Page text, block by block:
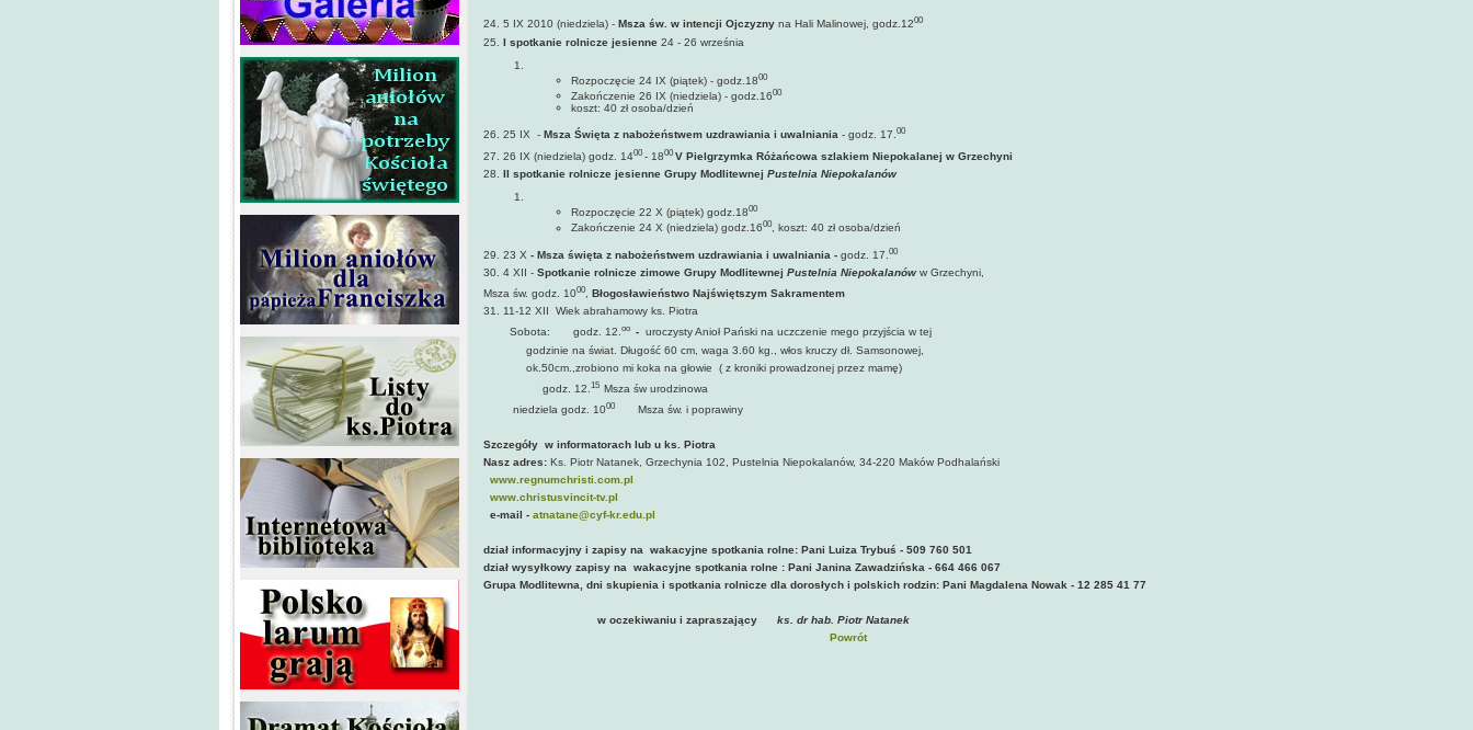
24. 5 IX 2010 (niedziela) - Msza św. w intencji Ojczyzny na Hali Malinowej, godz.1200
25. I spotkanie rolnicze jesienne 24 - 26 września
Rozpoczęcie 24 IX (piątek) - godz.1800
Zakończenie 26 IX (niedziela) - godz.1600
koszt: 40 zł osoba/dzień
26. 25 IX - Msza Święta z nabożeństwem uzdrawiania i uwalniania - godz. 17.00
27. 26 IX (niedziela) godz. 1400 - 1800 V Pielgrzymka Różańcowa szlakiem Niepokalanej w Grzechyni
28. II spotkanie rolnicze jesienne Grupy Modlitewnej Pustelnia Niepokalanów
Rozpoczęcie 22 X (piątek) godz.1800
Zakończenie 24 X (niedziela) godz.1600, koszt: 40 zł osoba/dzień
29. 23 X - Msza święta z nabożeństwem uzdrawiania i uwalniania - godz. 17. 00
30. 4 XII - Spotkanie rolnicze zimowe Grupy Modlitewnej Pustelnia Niepokalanów w Grzechyni,
Msza św. godz. 1000, Błogosławieństwo Najświętszym Sakramentem
31. 11-12 XII Wiek abrahamowy ks. Piotra
Sobota:
godz. 12.oo - uroczysty Anioł Pański na uczczenie mego przyjścia w tej
godzinie na świat. Długość 60 cm, waga 3.60 kg., włos kruczy dł. Samsonowej,
ok.50cm.,zrobiono mi koka na głowie ( z kroniki prowadzonej przez mamę)
godz. 12. 15 Msza św urodzinowa
niedziela godz. 1000 Msza św. i poprawiny
Szczegóły w informatorach lub u ks. Piotra
Nasz adres: Ks. Piotr Natanek, Grzechynia 102, Pustelnia Niepokalanów, 34-220 Maków Podhalański
www.regnumchristi.com.pl
www.christusvincit-tv.pl
e-mail - atnatane@cyf-kr.edu.pl
dział informacyjny i zapisy na wakacyjne spotkania rolne: Pani Luiza Trybuś - 509 760 501
dział wysyłkowy zapisy na wakacyjne spotkania rolne : Pani Janina Zawadzińska - 664 466 067
Grupa Modlitewna, dni skupienia i spotkania rolnicze dla dorosłych i polskich rodzin: Pani Magdalena Nowak - 12 285 41 77
w oczekiwaniu i zapraszający ks. dr hab. Piotr Natanek
Powrót